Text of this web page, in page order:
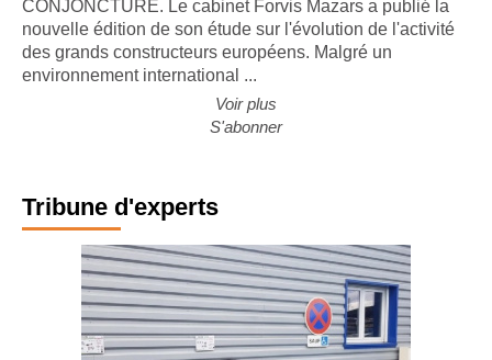
CONJONCTURE. Le cabinet Forvis Mazars a publié la
nouvelle édition de son étude sur l'évolution de l'activité
des grands constructeurs européens. Malgré un
Voir plus
Tribune d'experts